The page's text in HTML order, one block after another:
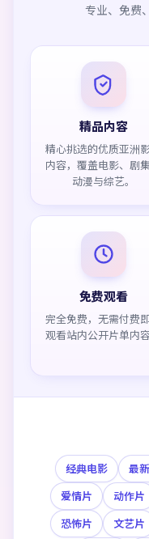
专业、免费
精品内容
精心挑选的优质亚洲
内容，覆盖电影、剧集
动漫与综艺。
免费观看
完全免费，无需付费
观看站内公开片单内容
经典电影 最
爱情片
动作片
恐怖片
文艺片